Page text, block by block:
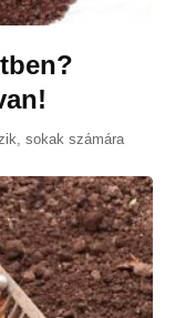
sokak számára